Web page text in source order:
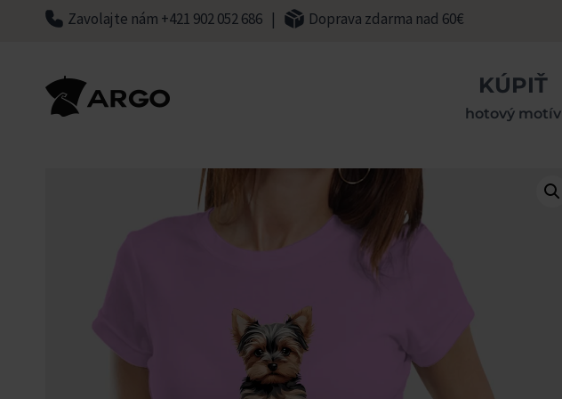
Zavolajte nám +421 902 052 686 | Doprava zdarma nad 60€
KÚPIŤ
hotový motív